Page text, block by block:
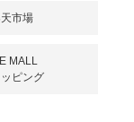
市場
MALL
ピング